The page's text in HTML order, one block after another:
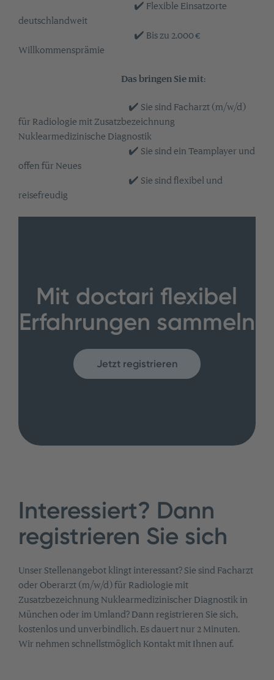
✔️ Flexible Einsatzorte
deutschlandweit
✔️ Bis zu 2.000 €
Willkommensprämie
Das bringen Sie mit:
✔️ Sie sind Facharzt (m/w/d)
für Radiologie mit Zusatzbezeichnung
Nuklearmedizinische Diagnostik
✔️ Sie sind ein Teamplayer und
offen für Neues
✔️ Sie sind flexibel und
reisefreudig
Mit doctari flexibel
Erfahrungen sammeln
Jetzt registrieren
Interessiert? Dann
registrieren Sie sich
Unser Stellenangebot klingt interessant? Sie sind Facharzt
oder Oberarzt (m/w/d) für Radiologie mit
Zusatzbezeichnung Nuklearmedizinischer Diagnostik in
München oder im Umland? Dann registrieren Sie sich,
kostenlos und unverbindlich. Es dauert nur 2 Minuten.
Wir nehmen schnellstmöglich Kontakt mit Ihnen auf.